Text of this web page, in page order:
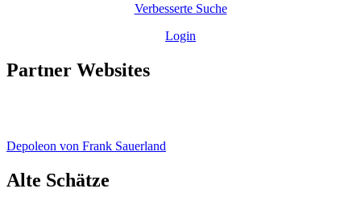
Verbesserte Suche
Login
Partner Websites
Depoleon von Frank Sauerland
Alte Schätze